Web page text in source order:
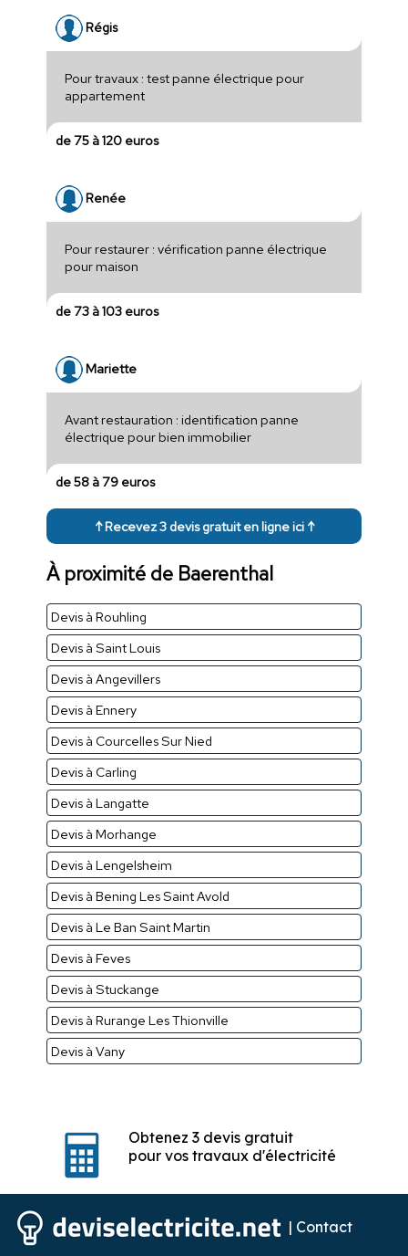
Régis
Pour travaux : test panne électrique pour
appartement
de 75 à 120 euros
Renée
Pour restaurer : vérification panne électrique
pour maison
de 73 à 103 euros
Mariette
Avant restauration : identification panne
électrique pour bien immobilier
de 58 à 79 euros
↑ Recevez 3 devis gratuit en ligne ici ↑
À proximité de Baerenthal
Devis à Rouhling
Devis à Saint Louis
Devis à Angevillers
Devis à Ennery
Devis à Courcelles Sur Nied
Devis à Carling
Devis à Langatte
Devis à Morhange
Devis à Lengelsheim
Devis à Bening Les Saint Avold
Devis à Le Ban Saint Martin
Devis à Feves
Devis à Stuckange
Devis à Rurange Les Thionville
Devis à Vany
Obtenez 3 devis gratuit
pour vos travaux d'électricité
| Contact